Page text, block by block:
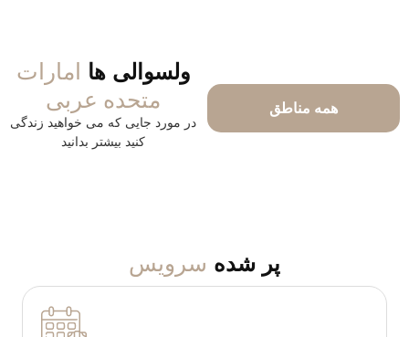
ولسوالی ها امارات
متحده عربی
در مورد جایی که می خواهید زندگی
کنید بیشتر بدانید
همه مناطق
پر شده سرویس